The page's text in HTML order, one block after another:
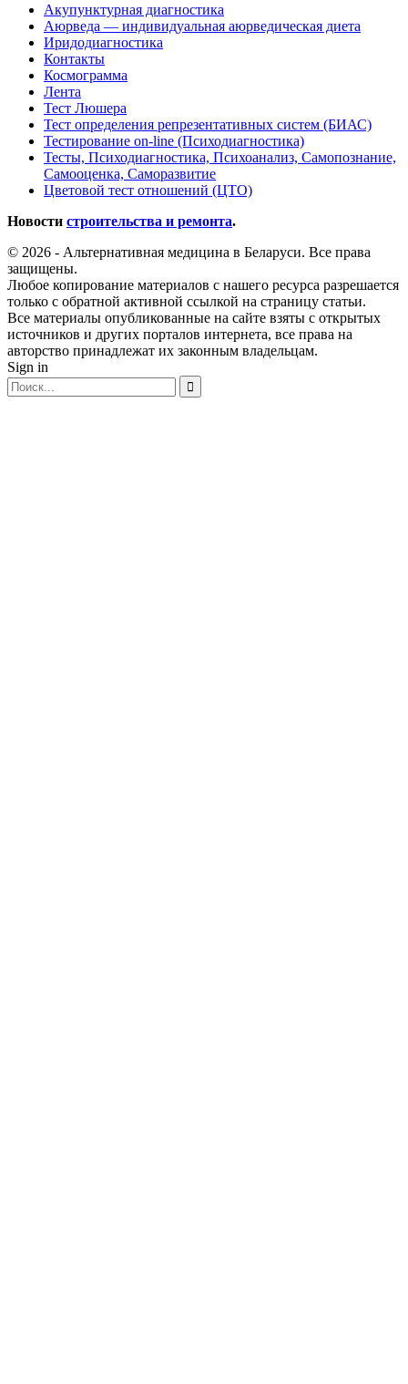
Акупунктурная диагностика
Аюрведа — индивидуальная аюрведическая диета
Иридодиагностика
Контакты
Космограмма
Лента
Тест Люшера
Тест определения репрезентативных систем (БИАС)
Тестирование on-line (Психодиагностика)
Тесты, Психодиагностика, Психоанализ, Самопознание,
Самооценка, Саморазвитие
Цветовой тест отношений (ЦТО)
Новости строительства и ремонта.
© 2026 - Альтернативная медицина в Беларуси. Все права
защищены.
Любое копирование материалов с нашего ресурса разрешается
только с обратной активной ссылкой на страницу статьи.
Все материалы опубликованные на сайте взяты с открытых
источников и других порталов интернета, все права на
авторство принадлежат их законным владельцам.
Sign in